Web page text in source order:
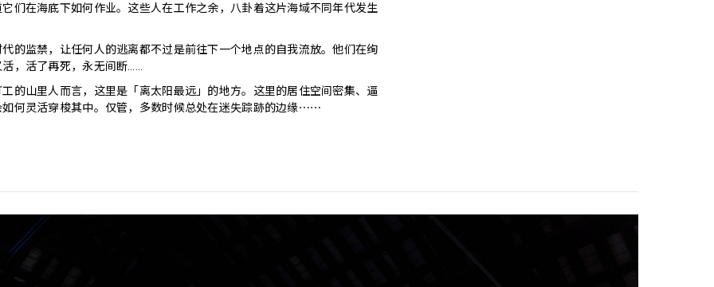
们在海底下如何作业。这些人在工作之余，八卦着这片海域不同年代发生
的监禁，让任何人的逃离都不过是前往下一个地点的自我流放。他们在绚
，活了再死，永无间断……
的山里人而言，这里是「离太阳最远」的地方。这里的居住空间密集、逼
如何灵活穿梭其中。仅管，多数时候总处在迷失踪跡的边缘⋯⋯